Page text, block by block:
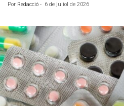
Por Redacció - 6 de juliol de 2026